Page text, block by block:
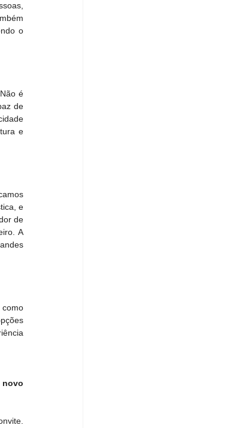
o
é
de
e
e
de
A
como